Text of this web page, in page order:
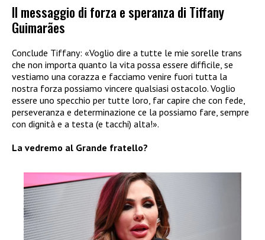
Il messaggio di forza e speranza di Tiffany
Guimarães
Conclude Tiffany: «Voglio dire a tutte le mie sorelle trans
che non importa quanto la vita possa essere difficile, se
vestiamo una corazza e facciamo venire fuori tutta la
nostra forza possiamo vincere qualsiasi ostacolo. Voglio
essere uno specchio per tutte loro, far capire che con fede,
perseveranza e determinazione ce la possiamo fare, sempre
con dignità e a testa (e tacchi) alta!».
La vedremo al Grande fratello?